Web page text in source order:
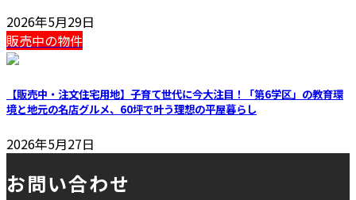
2026年5月29日
販売中の物件
【販売中・注文住宅用地】子育て世代に今大注目！「第6学区」の教育環
境と地元の名店グルメ、60坪で叶う理想の平屋暮らし
2026年5月27日
お問い合わせ